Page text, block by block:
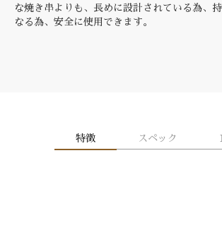
な焼き串よりも、長めに設計されている為、
なる為、安全に使用できます。
特徴 スペック